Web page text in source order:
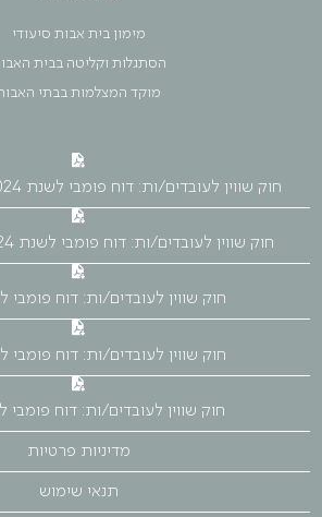
מימון בית אבות סיעודי
הסתגלות וקליטה בבית
מוקד המצלמות בבתי
חוק שווין לעובדים/ות: דוח פומבי לשנת 2024 - עמל הולדינגס
חוק שווין לעובדים/ות: דוח פומבי לשנת 2024 - עמל ומעבר
חוק שווין לעובדים/ות: דוח פומבי
חוק שווין לעובדים/ות: דוח פומבי
חוק שווין לעובדים/ות: דוח פומבי
מדיניות פרטיות
תנאי שימוש